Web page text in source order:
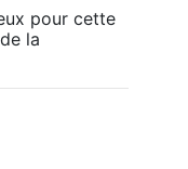
pour cette
la